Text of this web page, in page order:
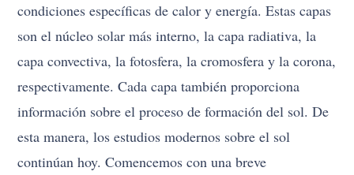
condiciones específicas de calor y energía. Estas capas
son el núcleo solar más interno, la capa radiativa, la
capa convectiva, la fotosfera, la cromosfera y la corona,
respectivamente. Cada capa también proporciona
información sobre el proceso de formación del sol. De
esta manera, los estudios modernos sobre el sol
continúan hoy. Comencemos con una breve